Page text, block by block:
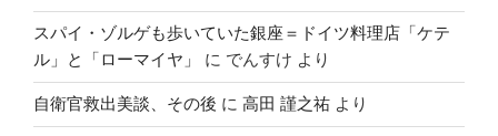
スパイ・ゾルゲも歩いていた銀座＝ドイツ料理店「ケテ
ル」と「ローマイヤ」
に でんすけ より
自衛官救出美談、その後 に 高田 謹之祐 より